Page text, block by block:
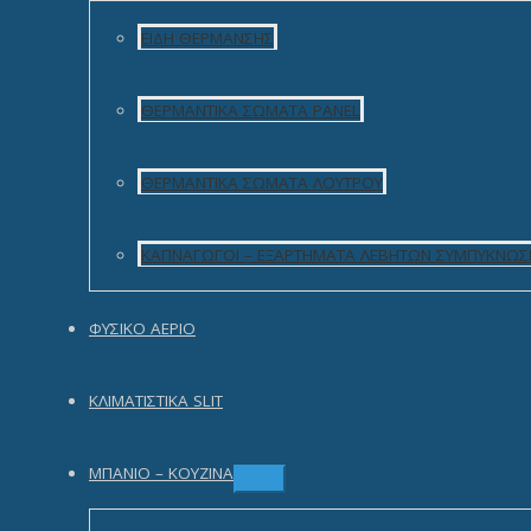
ΕΊΔΗ ΘΈΡΜΑΝΣΗΣ
ΘΕΡΜΑΝΤΙΚΆ ΣΏΜΑΤΑ PANEL
ΘΕΡΜΑΝΤΙΚΆ ΣΏΜΑΤΑ ΛΟΥΤΡΟΎ
ΚΑΠΝΑΓΩΓΟΊ – ΕΞΑΡΤΉΜΑΤΑ ΛΈΒΗΤΩΝ
ΦΥΣΙΚΌ ΑΈΡΙΟ
ΚΛΙΜΑΤΙΣΤΙΚΆ SLIT
ΜΠΆΝΙΟ – ΚΟΥΖΊΝΑ
Πληροφορίες
Ο Λογαριασμός μου
Αποστολή & Πληρωμή
Όροι χρήσης
Προστασία προσωπικών δεδομένων